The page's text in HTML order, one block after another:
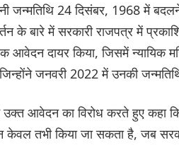
जन्मतिथि 24 दिसंबर, 1968 में
के बारे में सरकारी राजपत्र में
आवेदन दायर किया, जिसमें न्यायिक
जनवरी 2022 में उनकी
उक्त आवेदन का विरोध करते हुए कहा
केवल तभी किया जा सकता है, जब